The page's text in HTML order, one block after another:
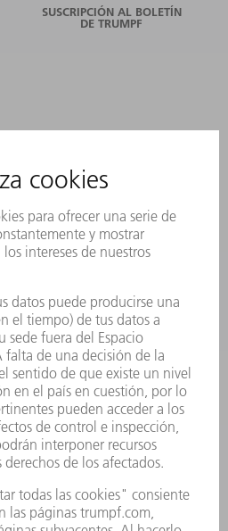
SUSCRIPCIÓN AL BOLETÍN
DE TRUMPF
INFORMATIVO